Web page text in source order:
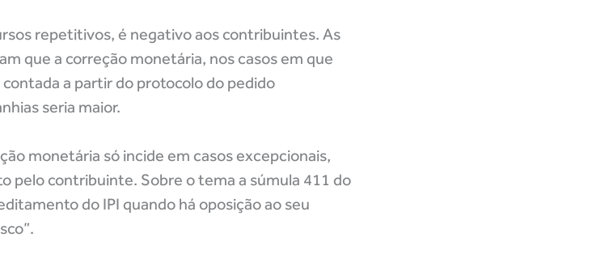
repetitivos, é negativo aos contribuintes. As
que a correção monetária, nos casos em que
a partir do protocolo do pedido
seria maior.
monetária só incide em casos excepcionais,
pelo contribuinte. Sobre o tema a súmula 411 do
do IPI quando há oposição ao seu